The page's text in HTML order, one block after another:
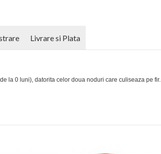
Livrare si Plata
la 0 luni), datorita celor doua noduri care culiseaza pe fir.